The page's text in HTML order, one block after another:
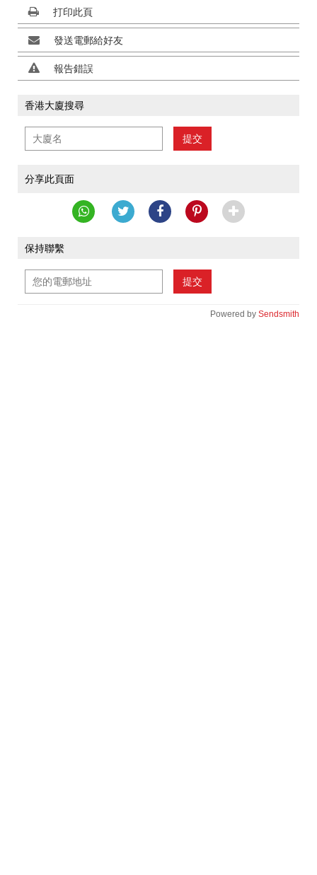
打印此頁
發送電郵給好友
報告錯誤
香港大廈搜尋
提交
分享此頁面
保持聯繫
提交
Powered by Sendsmith